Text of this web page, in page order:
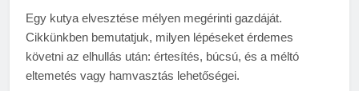
3 Nap Ezelőtt
Egy kutya elvesztése mélyen megérinti gazdáját.
Cikkünkben bemutatjuk, milyen lépéseket érdemes
követni az elhullás után: értesítés, búcsú, és a méltó
eltemetés vagy hamvasztás lehetőségei.